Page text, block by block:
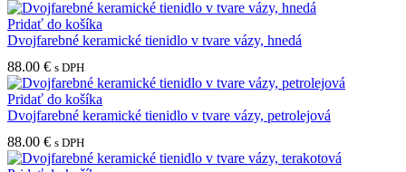
Pridať do košíka
Dvojfarebné keramické tienidlo v tvare vázy, hnedá
88.00 € s DPH
Pridať do košíka
Dvojfarebné keramické tienidlo v tvare vázy, petrolejová
88.00 € s DPH